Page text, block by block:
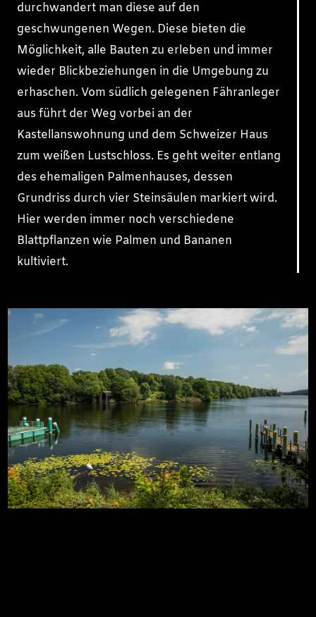
durchwandert man diese auf den
geschwungenen Wegen. Diese bieten die
Möglichkeit, alle Bauten zu erleben und immer
wieder Blickbeziehungen in die Umgebung zu
erhaschen. Vom südlich gelegenen Fähranleger
aus führt der Weg vorbei an der
Kastellanswohnung und dem Schweizer Haus
zum weißen Lustschloss. Es geht weiter entlang
des ehemaligen Palmenhauses, dessen
Grundriss durch vier Steinsäulen markiert wird.
Hier werden immer noch verschiedene
Blattpflanzen wie Palmen und Bananen
kultiviert.